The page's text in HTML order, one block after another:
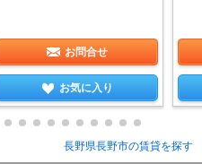
お問合せ
お気に入り
長野県長野市の賃貸を探す